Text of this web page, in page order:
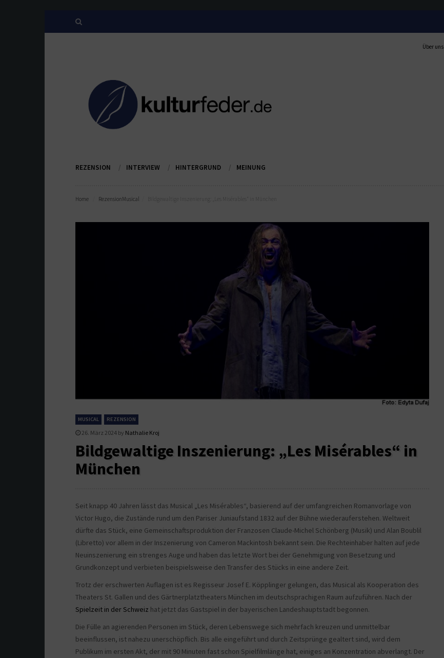
Über uns
REZENSION INTERVIEW HINTERGRUND MEINUNG
Home RezensionMusical Bildgewaltige Inszenierung: „Les Misérables“ in München
MUSICAL REZENSION
26. März 2024 by Nathalie Kroj
Bildgewaltige Inszenierung: „Les Misérables“ in
München
Seit knapp 40 Jahren lässt das Musical „Les Misérables“, basierend auf der umfangreichen Romanvorlage von
Victor Hugo, die Zustände rund um den Pariser Juniaufstand 1832 auf der Bühne wiederauferstehen. Weltweit
dürfte das Stück, eine Gemeinschaftsproduktion der Franzosen Claude-Michel Schönberg (Musik) und Alan Boublil
(Libretto) vor allem in der Inszenierung von Cameron Mackintosh bekannt sein. Die Rechteinhaber halten auf jede
Neuinszenierung ein strenges Auge und haben das letzte Wort bei der Genehmigung von Besetzung und
Grundkonzept und verbieten beispielsweise den Transfer des Stücks in eine andere Zeit.
Trotz der erschwerten Auflagen ist es Regisseur Josef E. Köpplinger gelungen, das Musical als Kooperation des
Theaters St. Gallen und des Gärtnerplatztheaters München im deutschsprachigen Raum aufzuführen. Nach der
Spielzeit in der Schweiz hat jetzt das Gastspiel in der bayerischen Landeshauptstadt begonnen.
Die Fülle an agierenden Personen im Stück, deren Lebenswege sich mehrfach kreuzen und unmittelbar
beeinflussen, ist nahezu unerschöpflich. Bis alle eingeführt und durch Zeitsprünge gealtert sind, wird dem
Publikum im ersten Akt, der mit 90 Minuten fast schon Spielfilmlänge hat, einiges an Konzentration abverlangt. Der